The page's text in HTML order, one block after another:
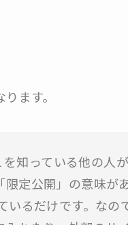
ます。
知っている他の人
定公開」の意味が
るだけです。なの